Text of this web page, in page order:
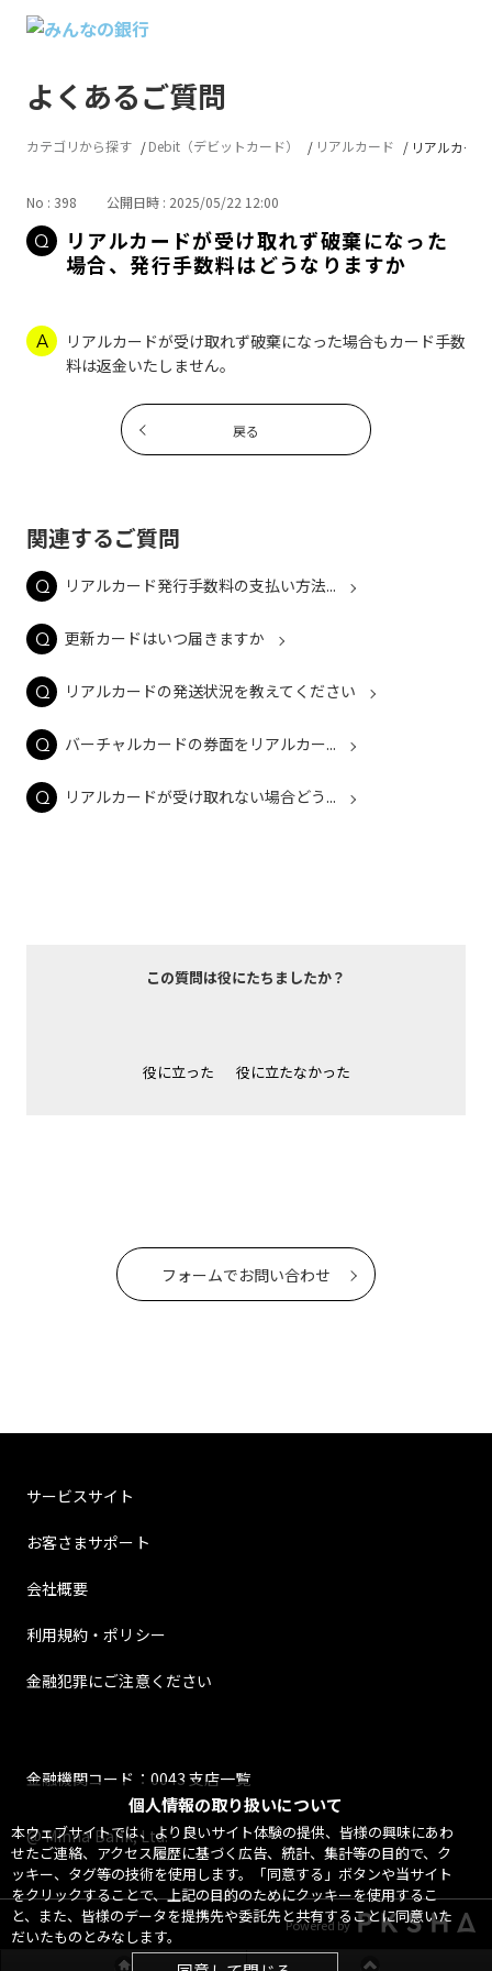
よくあるご質問
個人情報の取り扱いについて
本ウェブサイトでは、より良いサイト体験の提供、皆様の興味にあわ
せたご連絡、アクセス履歴に基づく広告、統計、集計等の目的で、ク
ッキー、タグ等の技術を使用します。「同意する」ボタンや当サイト
をクリックすることで、上記の目的のためにクッキーを使用するこ
と、また、皆様のデータを提携先や委託先と共有することに同意いた
だいたものとみなします。
カテゴリから探す Debit（デビットカード） リアルカード リアルカー
No : 398 公開日時 : 2025/05/22 12:00
リアルカードが受け取れず破棄になった
場合、発行手数料はどうなりますか
リアルカードが受け取れず破棄になった場合もカード手数
料は返金いたしません。
戻る
関連するご質問
リアルカード発行手数料の支払い方法...
更新カードはいつ届きますか
リアルカードの発送状況を教えてください
バーチャルカードの券面をリアルカー...
リアルカードが受け取れない場合どう...
この質問は役にたちましたか？
役に立った 役に立たなかった
フォームでお問い合わせ
サービスサイト
お客さまサポート
会社概要
利用規約・ポリシー
金融犯罪にご注意ください
金融機関コード：0043 支店一覧
@ Minna Bank, Ltd.
Powered by